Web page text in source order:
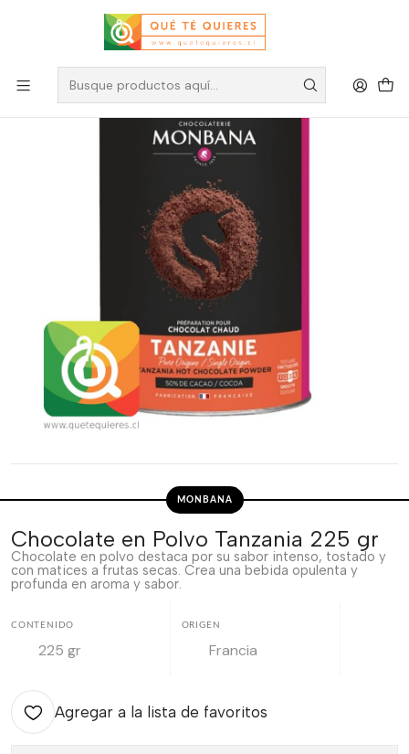
MONBANA
Chocolate en Polvo Tanzania 225 gr
Chocolate en polvo destaca por su sabor intenso, tostado y
con matices a frutas secas. Crea una bebida opulenta y
profunda en aroma y sabor.
CONTENIDO
225 gr
ORIGEN
Francia
Agregar a la lista de favoritos